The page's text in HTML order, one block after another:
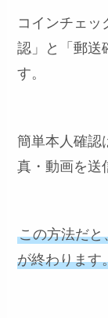
コインチェッ
認」と「郵送
す。
簡単本人確認
真・動画を送
この方法だと
が終わります